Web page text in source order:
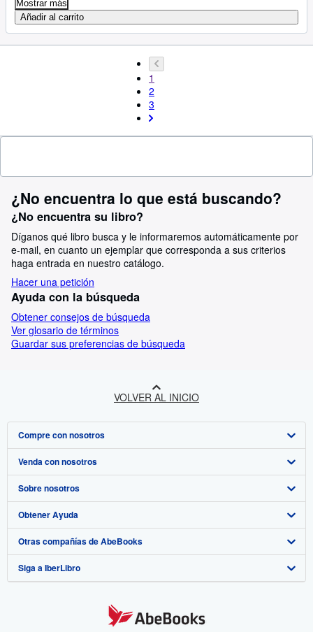
Mostrar más
Añadir al carrito
1
2
3
¿No encuentra lo que está buscando?
¿No encuentra su libro?
Díganos qué libro busca y le informaremos automáticamente por
e-mail, en cuanto un ejemplar que corresponda a sus criterios
haga entrada en nuestro catálogo.
Hacer una petición
Ayuda con la búsqueda
Obtener consejos de búsqueda
Ver glosario de términos
Guardar sus preferencias de búsqueda
VOLVER AL INICIO
Compre con nosotros
Búsqueda avanzada
Colecciones
Mi cuenta
Mis pedidos
Ver carrito
Venda con nosotros
Comenzar a vender
Únase a nuestro programa de afiliados
Recomiende un vendedor
Sobre nosotros
Sobre IberLibro
Medios
Empleo
Preferencias de cookies
Obtener Ayuda
Preguntas frecuentes y guías
Atención al Cliente
Otras compañías de AbeBooks
AbeBooks.com
Siga a IberLibro